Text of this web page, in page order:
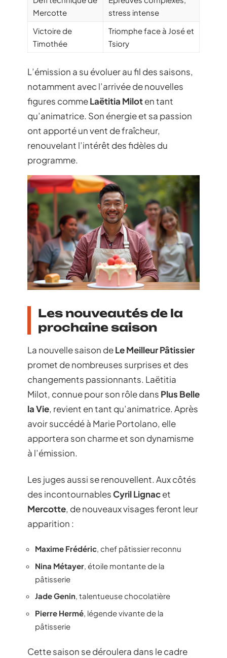
Mercotte
stress intense
Victoire de
Timothée
Triomphe face à José et
Tsiory
L’émission a su évoluer au fil des saisons,
notamment avec l’arrivée de nouvelles
figures commeLaëtitia Miloten tant
qu’animatrice. Son énergie et sa passion
ont apporté un vent de fraîcheur,
renouvelant l’intérêt des fidèles du
programme.
Les nouveautés de la
prochaine saison
La nouvelle saison deLe Meilleur Pâtissier
promet de nombreuses surprises et des
changements passionnants. Laëtitia
Milot, connue pour son rôle dans Plus Belle
la Vie, revient en tant qu’animatrice. Après
avoir succédé à Marie Portolano, elle
apportera son charme et son dynamisme
à l’émission.
Les juges aussi se renouvellent. Aux côtés
des incontournablesCyril Lignacet
Mercotte, de nouveaux visages feront leur
apparition :
Maxime Frédéric, chef pâtissier reconnu
Nina Métayer , étoile montante de la
pâtisserie
Jade Genin, talentueuse chocolatière
Pierre Hermé , légende vivante de la
pâtisserie
Cette saison se déroulera dans le cadre